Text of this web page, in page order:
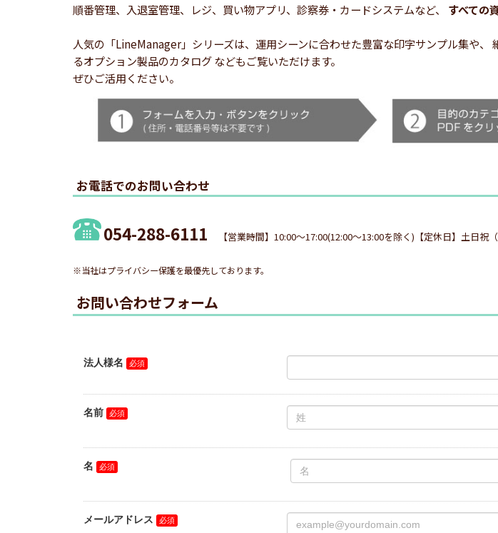
順番管理、入退室管理、レジ、買い物アプリ、診察券・カードシステムなど、 すべての
人気の「LineManager」シリーズは、運用シーンに合わせた豊富な印字サンプル集や
るオプション製品のカタログ などもご覧いただけます。
ぜひご活用ください。
お電話でのお問い合わせ
054-288-6111 【営業時間】10:00～17:00(12:00～13:00を除く)【定休日】土日祝
※当社はプライバシー保護を最優先しております。
お問い合わせフォーム